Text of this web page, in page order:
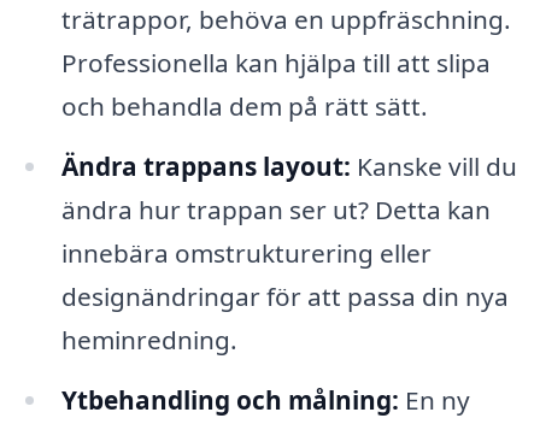
trätrappor, behöva en uppfräschning.
Professionella kan hjälpa till att slipa
och behandla dem på rätt sätt.
Ändra trappans layout: Kanske vill du
ändra hur trappan ser ut? Detta kan
innebära omstrukturering eller
designändringar för att passa din nya
heminredning.
Ytbehandling och målning: En ny